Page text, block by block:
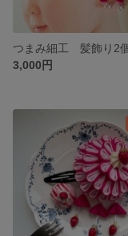
3,000円